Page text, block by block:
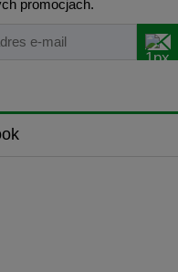
promocjach.